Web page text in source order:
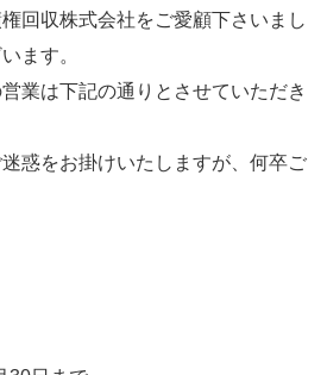
回収株式会社をご愛顧下さいまし
ます。
業は下記の通りとさせていただき
惑をお掛けいたしますが、何卒ご